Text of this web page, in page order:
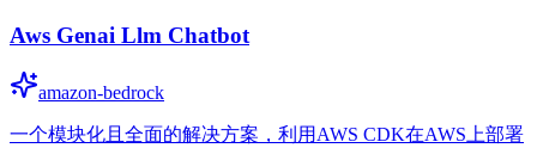
Aws Genai Llm Chatbot
amazon-bedrock
一个模块化且全面的解决方案，利用AWS CDK在AWS上部署